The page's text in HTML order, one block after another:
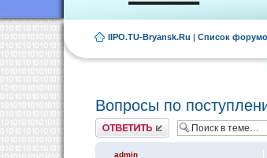
IIPO.TU-Bryansk.Ru | Список
Вопросы по
Ответить
admin